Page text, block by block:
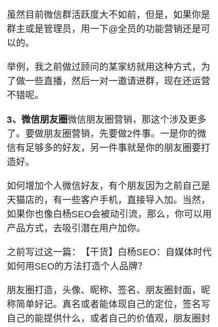
虽然目前微信群活跃度大不如前，但是，如果你是
群主或是管理员，用一下@全员的功能营销还是可
以的。
举例，我之前做过顾问的某家纺就用这种方式，为
了做一些直播，然后一对一邀请进群，现在还运营
不错呢。
3、微信朋友圈微信朋友圈营销，那这个涉及更多
了。要做朋友圈营销，先要做2件事。一是你的微
信有足够多的好友，另一件事就是你的朋友圈要打
造好。
如何增加个人微信好友，有个朋友因为之前自己是
天猫店的，有一些客户手机，直接导入加。当然，
如果你也像白杨SEO会被动引流，那么，你可以用
产品方式，去吸引潜在用户加你。
之前写过这一篇：【干货】白杨SEO：自媒体时代
如何用SEO的方法打造个人品牌？
朋友圈打造，头像、昵称、签名、朋友圈封面，昵
称简单好记。真名或者能体现自己的定位，签名写
自己的能提供什么，或者自己的价值观，朋友圈封